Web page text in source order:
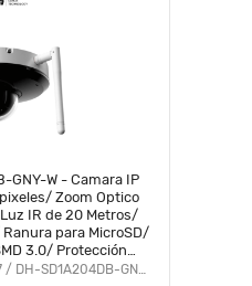
GNY-W - Camara IP
para MicroSD/
3.0/ Protección
#WHS
DAHUA / DHT0060097 / DH-SD1A204DB-GNY-W